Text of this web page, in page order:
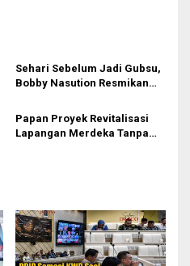
Sehari Sebelum Jadi Gubsu,
Bobby Nasution Resmikan
Papan Proyek Revitalisasi
Lapangan Merdeka Tanpa